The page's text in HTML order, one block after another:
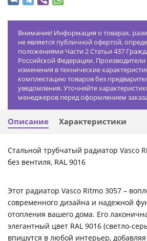
Внимание! Информация о товарах,
не является публичной офертой,
положениями Части 2 Статьи 437
Российской Федерации. Производители
изменения в технические
комплектацию товаров без
уведомления. Уточняйте
менеджеров перед оформлением
Описание Характеристики
Стальной трубчатый радиатор Vasco
без вентиля, RAL 9016
Этот радиатор Vasco Ritmo 3057 –
современного дизайна и надежной
отопления вашего дома. Его
элегантный цвет RAL 9016 (светло-
впишутся в любой интерьер,